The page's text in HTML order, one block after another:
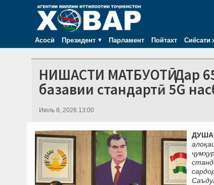
Асосӣ Президент Парламент Пойтахт Сиёсати
НИШАСТИ МАТБУОТӢ. Дар
базавии стандартӣ 5G
Июль 8, 2026 13:00